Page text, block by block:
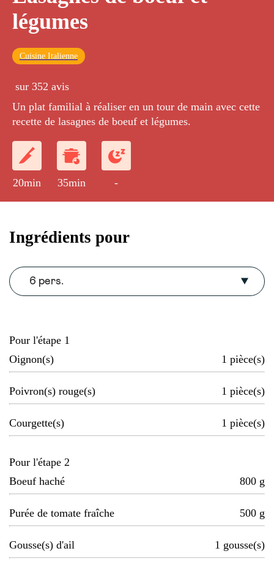
légumes
Cuisine Italienne
sur 352 avis
Un plat familial à réaliser en un tour de main avec cette
recette de lasagnes de boeuf et légumes.
20min 35min -
Ingrédients pour
6 pers.
Pour l'étape 1
Oignon(s)
1 pièce(s)
Poivron(s) rouge(s) 1 pièce(s)
Courgette(s) 1 pièce(s)
Pour l'étape 2
Boeuf haché
800 g
Purée de tomate fraîche 500 g
Gousse(s) d'ail 1 gousse(s)